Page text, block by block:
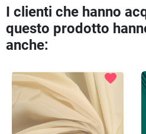
I clienti che hanno
questo prodotto
anche:
favorite